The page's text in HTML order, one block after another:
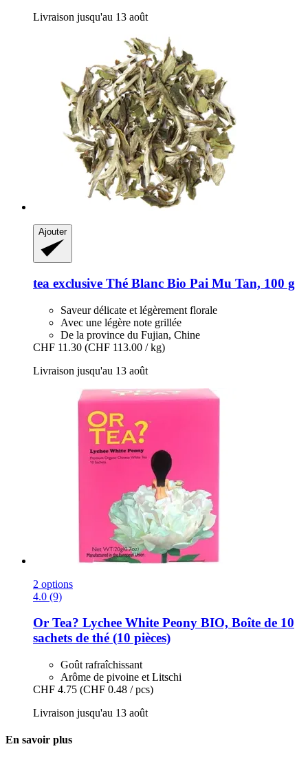
Livraison jusqu'au 13 août
Ajouter
tea exclusive Thé Blanc Bio Pai Mu Tan, 100 g
Saveur délicate et légèrement florale
Avec une légère note grillée
De la province du Fujian, Chine
CHF 11.30 (CHF 113.00 / kg)
Livraison jusqu'au 13 août
2 options
4.0 (9)
Or Tea? Lychee White Peony BIO, Boîte de 10
sachets de thé (10 pièces)
Goût rafraîchissant
Arôme de pivoine et Litschi
CHF 4.75 (CHF 0.48 / pcs)
Livraison jusqu'au 13 août
En savoir plus